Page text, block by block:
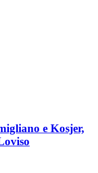
e Kosjer,